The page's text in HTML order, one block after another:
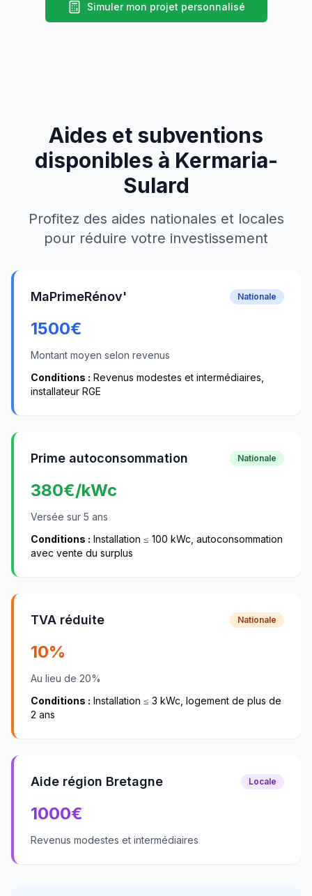
Simuler mon projet personnalisé
Aides et subventions
disponibles à Kermaria-
Sulard
Profitez des aides nationales et locales
pour réduire votre investissement
MaPrimeRénov' Nationale
1500€
Montant moyen selon revenus
Conditions : Revenus modestes et intermédiaires,
installateur RGE
Prime autoconsommation Nationale
380€/kWc
Versée sur 5 ans
Conditions : Installation ≤ 100 kWc, autoconsommation
avec vente du surplus
TVA réduite Nationale
10%
Au lieu de 20%
Conditions : Installation ≤ 3 kWc, logement de plus de
2 ans
Aide région Bretagne Locale
1000€
Revenus modestes et intermédiaires